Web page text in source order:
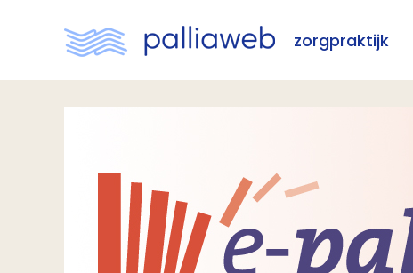
zorgpraktijk